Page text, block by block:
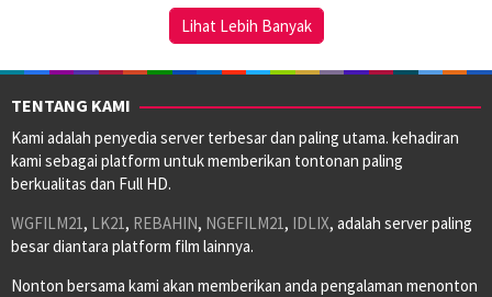
Lihat Lebih Banyak
TENTANG KAMI
Kami adalah penyedia server terbesar dan paling utama. kehadiran
kami sebagai platform untuk memberikan tontonan paling
berkualitas dan Full HD.
WGFILM21, LK21, REBAHIN, NGEFILM21, IDLIX, adalah server paling
besar diantara platform film lainnya.
Nonton bersama kami akan memberikan anda pengalaman menonton